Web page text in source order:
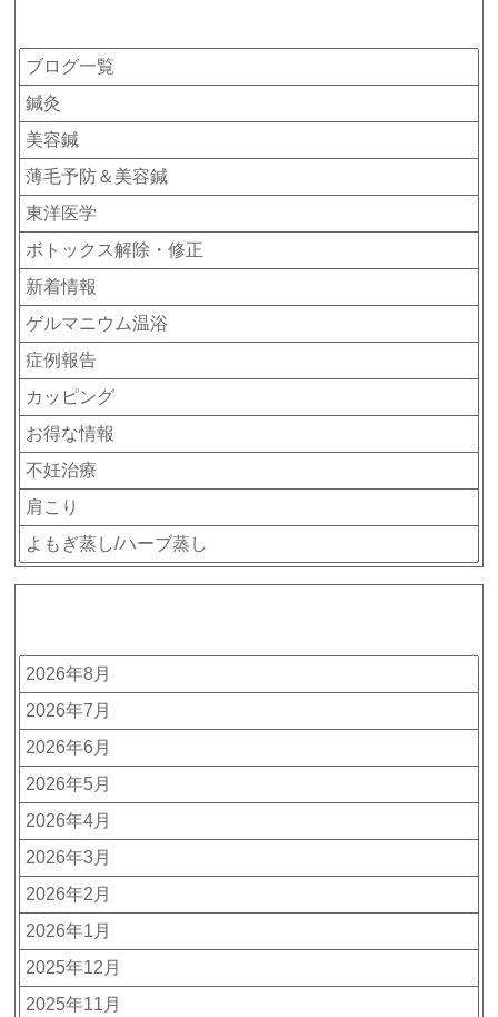
ブログ一覧
鍼灸
美容鍼
薄毛予防＆美容鍼
東洋医学
ボトックス解除・修正
新着情報
ゲルマニウム温浴
症例報告
カッピング
お得な情報
不妊治療
肩こり
よもぎ蒸し/ハーブ蒸し
2026年8月
2026年7月
2026年6月
2026年5月
2026年4月
2026年3月
2026年2月
2026年1月
2025年12月
2025年11月